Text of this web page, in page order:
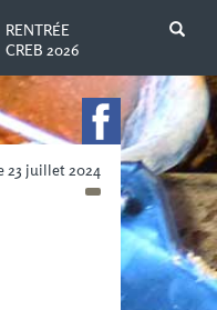
RENTRÉE
CREB 2026
23 juillet 2024